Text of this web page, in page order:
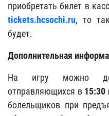
приобретать билет в
tickets.hcsochi.ru, то
будет.
Дополнительная
На игру можно
отправляющихся в 15:30
болельщиков при